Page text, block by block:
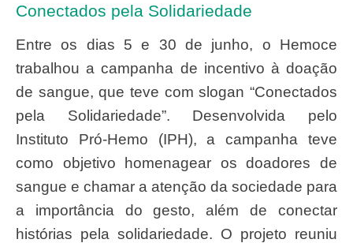
Conectados pela Solidariedade
Entre os dias 5 e 30 de junho, o Hemoce
trabalhou a campanha de incentivo à doação
de sangue, que teve com slogan “Conectados
pela Solidariedade”. Desenvolvida pelo
Instituto Pró-Hemo (IPH), a campanha teve
como objetivo homenagear os doadores de
sangue e chamar a atenção da sociedade para
a importância do gesto, além de conectar
histórias pela solidariedade. O projeto reuniu